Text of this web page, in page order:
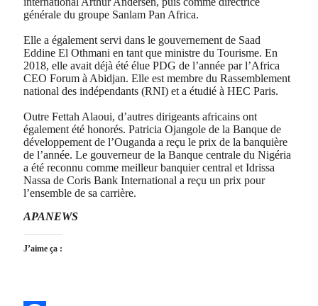
générale du groupe Sanlam Pan Africa.
Elle a également servi dans le gouvernement de Saad
Eddine El Othmani en tant que ministre du Tourisme. En
2018, elle avait déjà été élue PDG de l’année par l’Africa
CEO Forum à Abidjan. Elle est membre du Rassemblement
national des indépendants (RNI) et a étudié à HEC Paris.
Outre Fettah Alaoui, d’autres dirigeants africains ont
également été honorés. Patricia Ojangole de la Banque de
développement de l’Ouganda a reçu le prix de la banquière
de l’année. Le gouverneur de la Banque centrale du Nigéria
a été reconnu comme meilleur banquier central et Idrissa
Nassa de Coris Bank International a reçu un prix pour
l’ensemble de sa carrière.
APANEWS
J’aime ça :